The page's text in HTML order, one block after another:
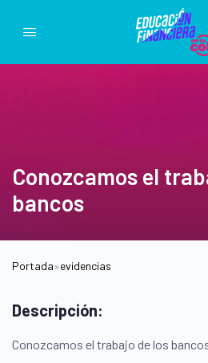
Conozcamos el
bancos
Portada»evidencias
Descripción:
Conozcamos el trabajo de los